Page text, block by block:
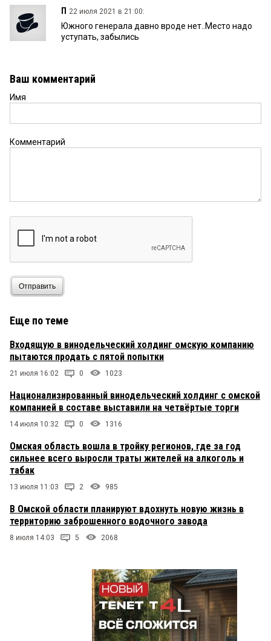
П 22 июля 2021 в 21:00:
Южного генерала давно вроде нет..Место надо
уступать, забылись
Ваш комментарий
Имя
Комментарий
Отправить
Еще по теме
Входящую в винодельческий холдинг омскую компанию
пытаются продать с пятой попытки
21 июля 16:02 0 1023
Национализированный винодельческий холдинг с омской
компанией в составе выставили на четвёртые торги
14 июля 10:32 0 1316
Омская область вошла в тройку регионов, где за год
сильнее всего выросли траты жителей на алкоголь и
табак
13 июля 11:03 2 985
В Омской области планируют вдохнуть новую жизнь в
территорию заброшенного водочного завода
8 июля 14:03 5 2068